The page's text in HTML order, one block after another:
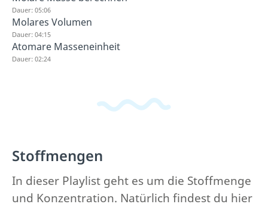
Dauer: 05:06
Molares Volumen
Dauer: 04:15
Atomare Masseneinheit
Dauer: 02:24
Stoffmengen
In dieser Playlist geht es um die Stoffmenge
und Konzentration. Natürlich findest du hier